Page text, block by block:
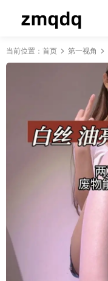
当前位置： 首页 第一视角